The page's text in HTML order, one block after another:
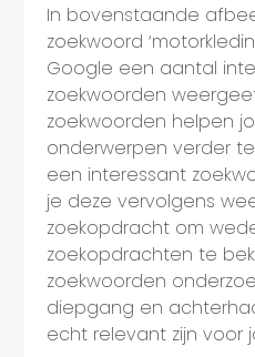
In bovenstaande
zoekwoord
Google een aantal
zoekwoorden
zoekwoorden helpen
onderwerpen verder
een interessant
je deze vervolgens
zoekopdracht om
zoekopdrachten te
zoekwoorden
diepgang en
echt relevant zijn voor